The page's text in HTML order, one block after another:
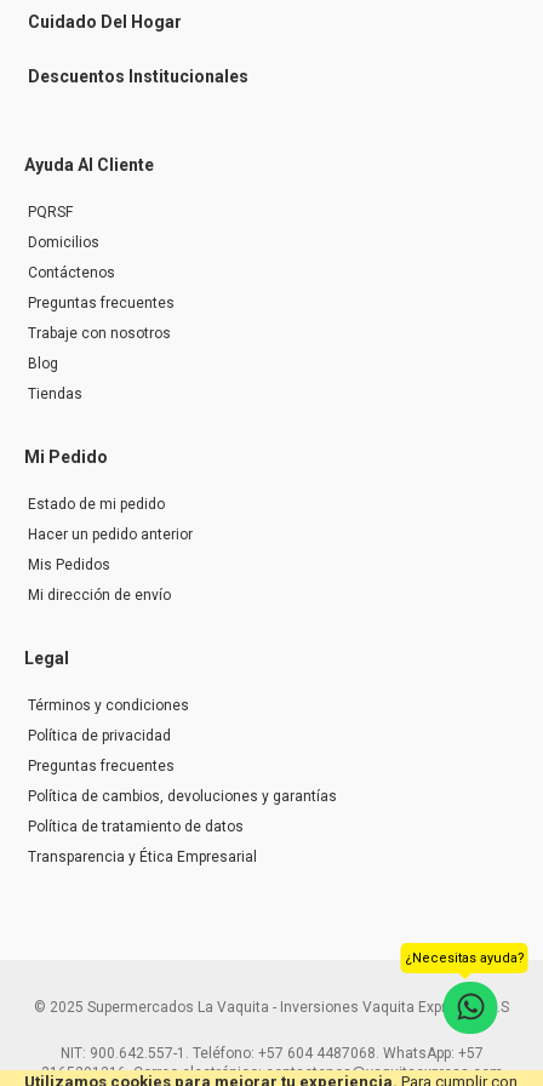
Utilizamos cookies para mejorar tu experiencia. Para cumplir con
r
Cuidado Del Hogar
Descuentos Institucionales
Ayuda Al Cliente
PQRSF
Domicilios
Contáctenos
Preguntas frecuentes
Trabaje con nosotros
Blog
Tiendas
Mi Pedido
Estado de mi pedido
Hacer un pedido anterior
Mis Pedidos
Mi dirección de envío
Legal
Términos y condiciones
Política de privacidad
Preguntas frecuentes
Política de cambios, devoluciones y garantías
Política de tratamiento de datos
Transparencia y Ética Empresarial
© 2025 Supermercados La Vaquita - Inversiones Vaquita Express S.A.S
NIT: 900.642.557-1. Teléfono: +57 604 4487068. WhatsApp: +57
3165291216. Correo electrónico: contactenos@vaquitaexpress.com
¿Necesitas ayuda?